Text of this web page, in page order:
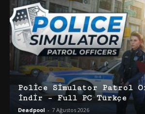
Police Simulator Patrol
İndir – Full PC Türkçe
Deadpool - 7 Ağustos 2026